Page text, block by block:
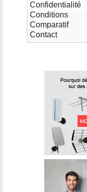
Confidentialité
Conditions
Comparatif
Contact